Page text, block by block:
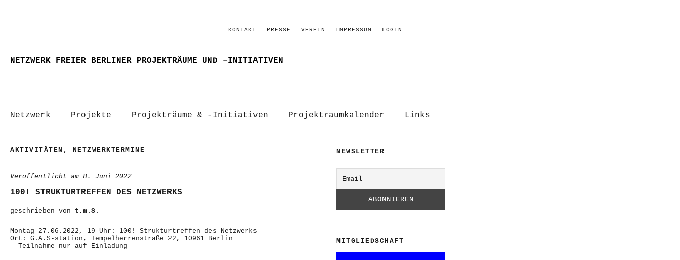
KONTAKT PRESSE VEREIN IMPRESSUM LOGIN
NETZWERK FREIER BERLINER PROJEKTRÄUME UND –INITIATIVEN
Netzwerk Projekte Projekträume & -Initiativen Projektraumkalender Links
AKTIVITÄTEN , NETZWERKTERMINE
Veröffentlicht am 8. Juni 2022
100! STRUKTURTREFFEN DES NETZWERKS
geschrieben von t.m.S.
Montag 27.06.2022, 19 Uhr: 100! Strukturtreffen des Netzwerks
Ort: G.A.S-station, Tempelherrenstraße 22, 10961 Berlin
– Teilnahme nur auf Einladung
NEWSLETTER
MITGLIEDSCHAFT